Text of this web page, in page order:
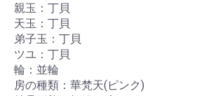
親玉：丁貝
天玉：丁貝
弟子玉：丁貝
ツユ：丁貝
輪：並輪
房の種類：華梵天(ピンク)